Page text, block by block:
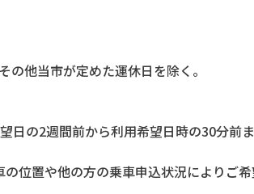
他当市が定めた運休日を除く。
の2週間前から利用希望日時の30分前ま
位置や他の方の乗車申込状況によりご希